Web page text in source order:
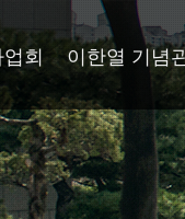
회 이한열 기념